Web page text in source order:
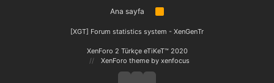
Ana sayfa
R
[XGT] Forum statistics system - XenGenTr
XenForo 2 Türkçe eTiKeT™ 2020
XenForo theme by xenfocus